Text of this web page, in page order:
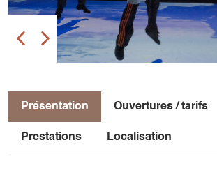
Présentation Ouvertures / tarifs
Prestations Localisation